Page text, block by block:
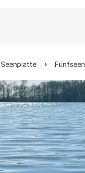
Seenplatte Fünfseen